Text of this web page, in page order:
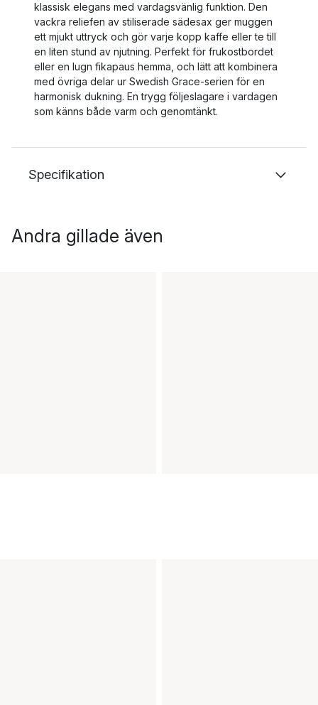
klassisk elegans med vardagsvänlig funktion. Den
vackra reliefen av stiliserade sädesax ger muggen
ett mjukt uttryck och gör varje kopp kaffe eller te till
en liten stund av njutning. Perfekt för frukostbordet
eller en lugn fikapaus hemma, och lätt att kombinera
med övriga delar ur Swedish Grace‑serien för en
harmonisk dukning. En trygg följeslagare i vardagen
som känns både varm och genomtänkt.
Specifikation
Andra gillade även